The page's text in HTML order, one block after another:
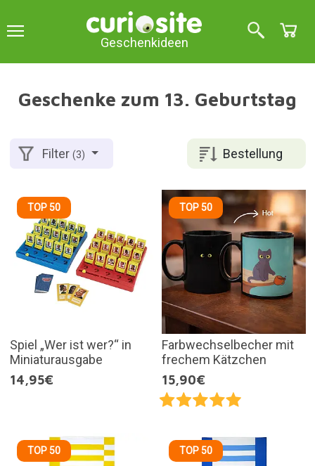
Geschenkideen
Geschenke zum 13. Geburtstag
Bestellung
Filter(3)
TOP 50
Spiel „Wer ist wer?“ in
Miniaturausgabe
14,95€
TOP 50
Farbwechselbecher mit
frechem Kätzchen
15,90€
TOP 50 TOP 50